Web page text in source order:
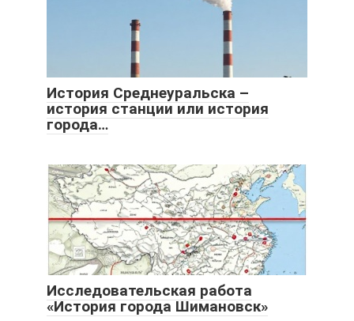
История Среднеуральска –
история станции или история
города…
Исследовательская работа
«История города Шимановск»